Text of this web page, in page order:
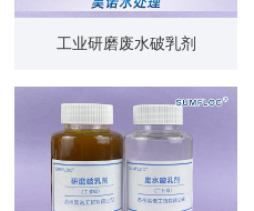
工业研磨废水破乳剂